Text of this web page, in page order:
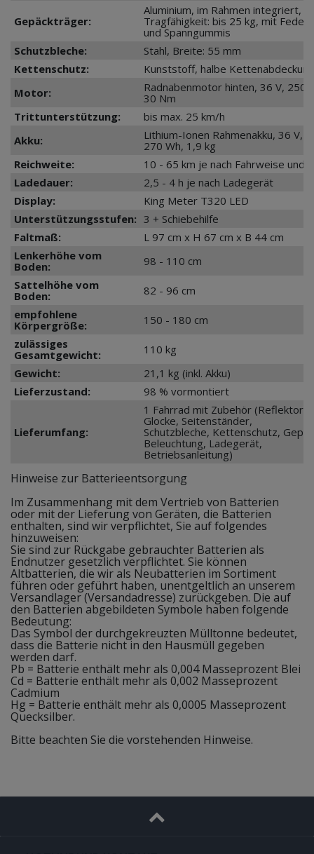
Gepäckträger:
Aluminium, im Rahmen integriert,
Tragfähigkeit: bis 25 kg, mit
und Spanngummis
Schutzbleche:
Stahl, Breite: 55 mm
Kettenschutz:
Kunststoff, halbe Kettenabdeckung
Motor:
Radnabenmotor hinten, 36 V, 250
30 Nm
Trittunterstützung:
bis max. 25 km/h
Akku:
Lithium-Ionen Rahmenakku, 36 V,
270 Wh, 1,9 kg
Reichweite:
10 - 65 km je nach Fahrweise und
Ladedauer:
2,5 - 4 h je nach Ladegerät
Display:
King Meter T320 LED
Unterstützungsstufen: 3 + Schiebehilfe
Faltmaß:
L 97 cm x H 67 cm x B 44 cm
Lenkerhöhe vom
Boden:
98 - 110 cm
Sattelhöhe vom
Boden:
82 - 96 cm
empfohlene
Körpergröße:
150 - 180 cm
zulässiges
Gesamtgewicht:
110 kg
Gewicht:
21,1 kg (inkl. Akku)
Lieferzustand:
98 % vormontiert
Lieferumfang:
1 Fahrrad mit Zubehör
Glocke, Seitenständer,
Schutzbleche, Kettenschutz,
Beleuchtung, Ladegerät,
Betriebsanleitung)
Hinweise zur Batterieentsorgung
Im Zusammenhang mit dem Vertrieb von Batterien
oder mit der Lieferung von Geräten, die Batterien
enthalten, sind wir verpflichtet, Sie auf folgendes
hinzuweisen:
Sie sind zur Rückgabe gebrauchter Batterien als
Endnutzer gesetzlich verpflichtet. Sie können
Altbatterien, die wir als Neubatterien im Sortiment
führen oder geführt haben, unentgeltlich an unserem
Versandlager (Versandadresse) zurückgeben. Die auf
den Batterien abgebildeten Symbole haben folgende
Bedeutung:
Das Symbol der durchgekreuzten Mülltonne bedeutet,
dass die Batterie nicht in den Hausmüll gegeben
werden darf.
Pb = Batterie enthält mehr als 0,004 Masseprozent Blei
Cd = Batterie enthält mehr als 0,002 Masseprozent
Cadmium
Hg = Batterie enthält mehr als 0,0005 Masseprozent
Quecksilber.
Bitte beachten Sie die vorstehenden Hinweise.